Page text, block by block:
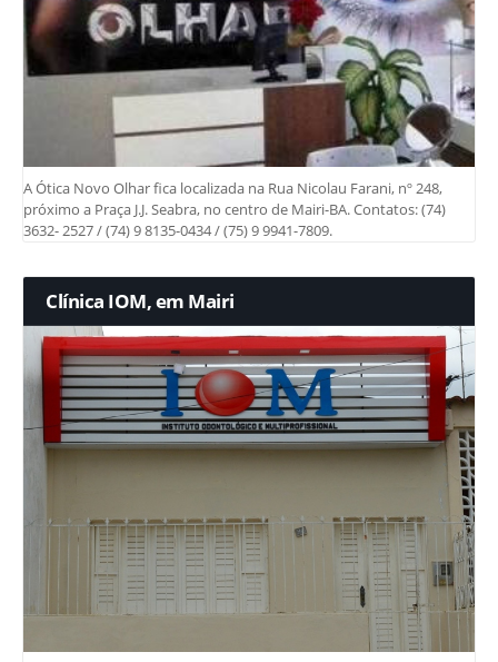
A Ótica Novo Olhar fica localizada na Rua Nicolau Farani, nº 248,
próximo a Praça J.J. Seabra, no centro de Mairi-BA. Contatos: (74)
3632- 2527 / (74) 9 8135-0434 / (75) 9 9941-7809.
Clínica IOM, em Mairi